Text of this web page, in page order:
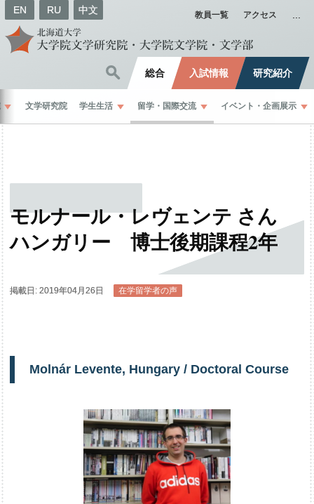
EN RU 中文 教員一覧 アクセス
総合 入試情報 研究紹介
文学研究院 学生生活 留学 ・ 国際交流 イベント ・ 企画展示
モルナール・レヴェンテ さん
ハンガリー
博士後期課程2年
掲載日: 2019年04月26日 在学留学者の声
Molnár Levente, Hungary / Doctoral Course